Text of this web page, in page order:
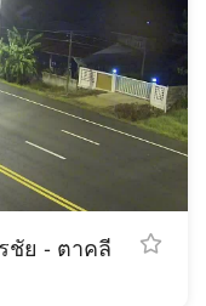
ชัย - ตาคลี